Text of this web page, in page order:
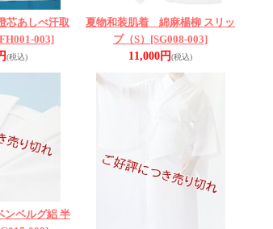
あしべ汗取
003]
(税込)
夏物和装肌着 綿麻楊柳 スリッ
プ（S） [SG008-003]
11,000円(税込)
ベルグ絽 半